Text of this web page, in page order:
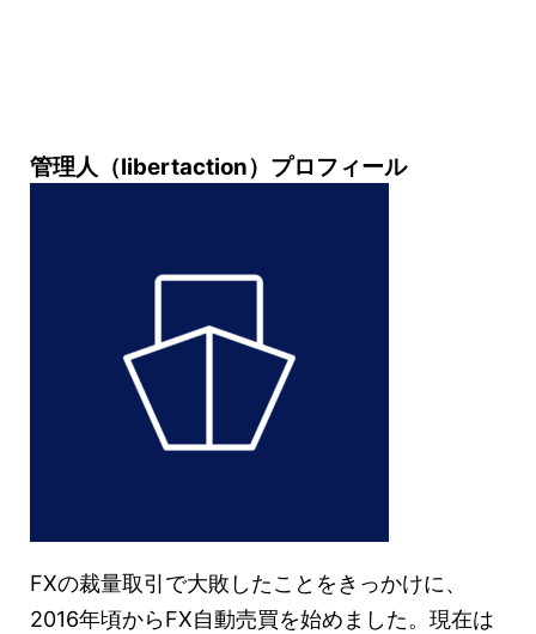
管理人（libertaction）プロフィール
FXの裁量取引で大敗したことをきっかけに、
2016年頃からFX自動売買を始めました。現在は